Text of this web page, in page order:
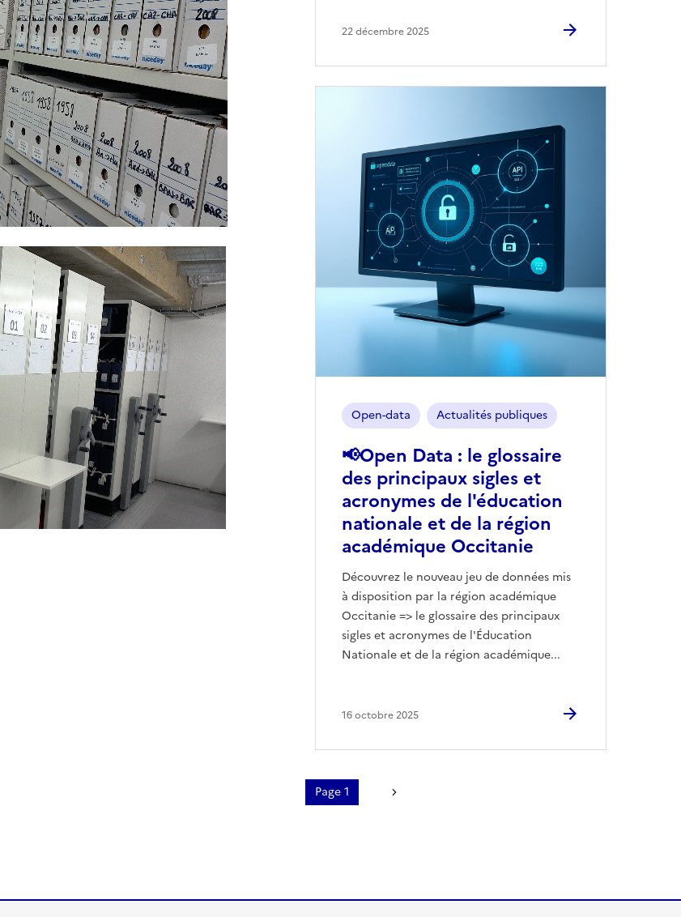
22 décembre 2025
📢Open Data : le glossaire
des principaux sigles et
acronymes de l'éducation
nationale et de la région
académique Occitanie
Découvrez le nouveau jeu de données mis
à disposition par la région académique
Occitanie => le glossaire des principaux
sigles et acronymes de l'Éducation
Nationale et de la région académique...
Open-data Actualités publiques
16 octobre 2025
Pagination
Page 1 Page suivante